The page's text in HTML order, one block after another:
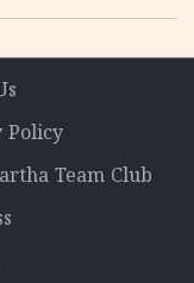
Policy
Team Club